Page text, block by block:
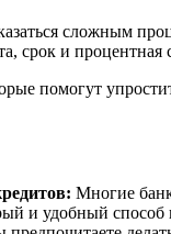
сложным
срок и
помогут
Многие
и удобный